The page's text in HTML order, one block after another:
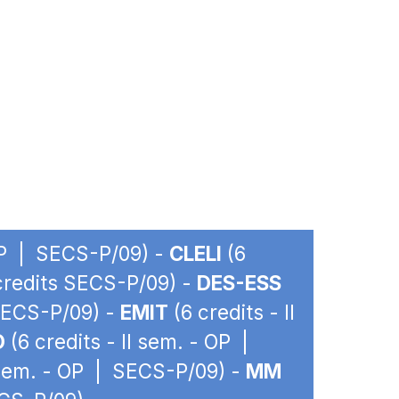
| SECS-P/09) - CLELI (6
SECS-P/09) - DES-ESS
P/09) - EMIT (6 credits - II
(6 credits - II sem. - OP |
- OP | SECS-P/09) - MM